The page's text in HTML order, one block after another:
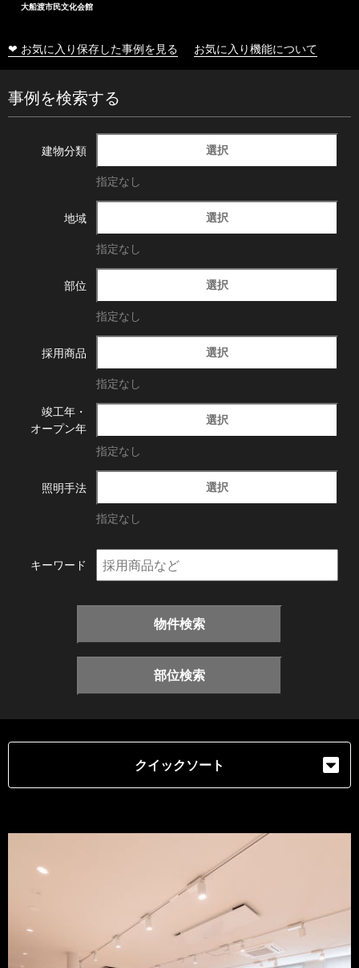
大船渡市民文化会館
❤ お気に入り保存した事例を見る お気に入り機能について
事例を検索する
建物分類 選択
指定なし
地域 選択
指定なし
部位 選択
指定なし
採用商品 選択
指定なし
竣工年・
オープン年
選択
指定なし
照明手法 選択
指定なし
キーワード
物件検索
部位検索
クイックソート